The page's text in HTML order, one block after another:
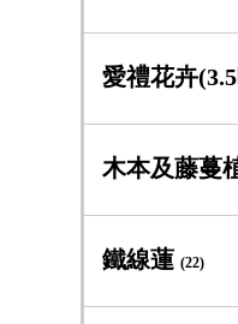
蔓性玫瑰(1)
古典玫瑰及
蔓性玫瑰(0)
迷你玫瑰(0)
蔓性玫瑰(0)
大輪矮叢
迷你玫瑰(0)
蔓性玫瑰(0)
羅莎歐麗嫁接
大輪矮叢
迷你玫瑰(0)
愛禮花卉
愛禮花卉(3.5
中輪豐花
木本及藤蔓
木本及藤蔓植
常綠及落葉
鐵線蓮(22)